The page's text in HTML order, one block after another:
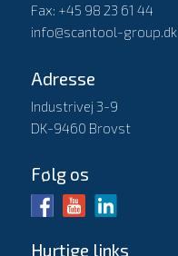
Fax: +45 98 23 61 44
info@scantool-group.dk
Adresse
Industrivej 3-9
DK-9460 Brovst
Følg os
Hurtige links